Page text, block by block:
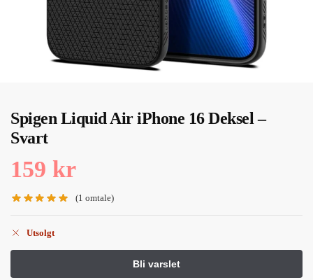
Spigen Liquid Air iPhone 16 Deksel –
Svart
159 kr
(1 omtale)
Utsolgt